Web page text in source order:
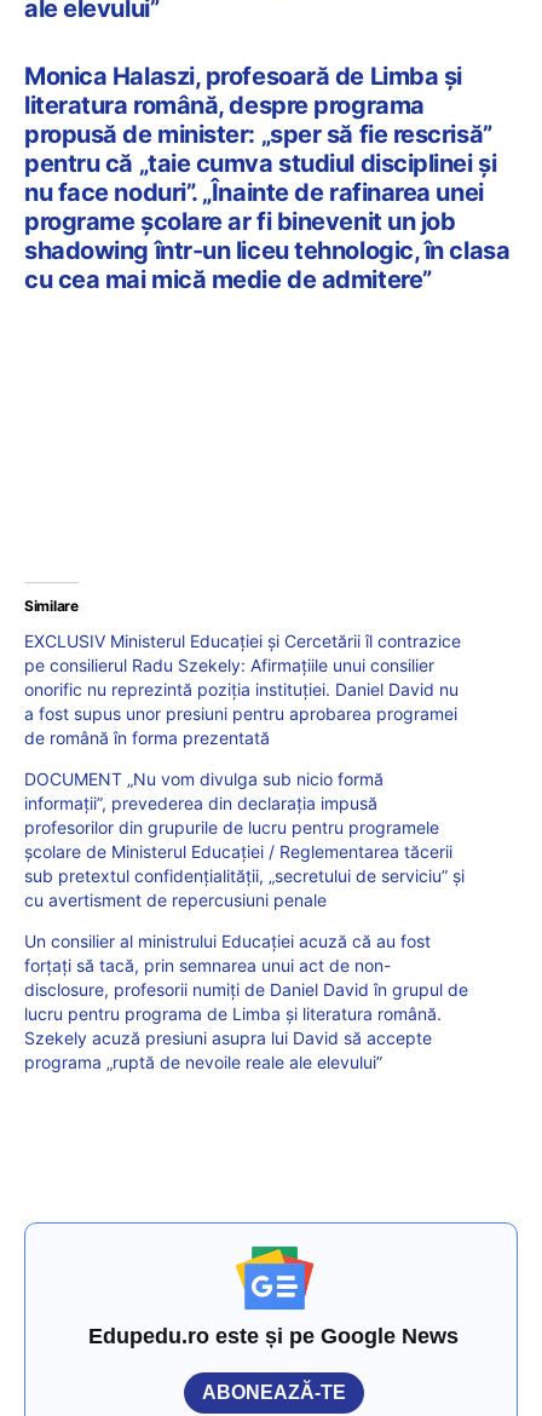
ale elevului”
Monica Halaszi, profesoară de Limba și
literatura română, despre programa
propusă de minister: „sper să fie rescrisă”
pentru că „taie cumva studiul disciplinei și
nu face noduri”. „Înainte de rafinarea unei
programe școlare ar fi binevenit un job
shadowing într-un liceu tehnologic, în clasa
cu cea mai mică medie de admitere”
Similare
EXCLUSIV Ministerul Educației și Cercetării îl contrazice
pe consilierul Radu Szekely: Afirmațiile unui consilier
onorific nu reprezintă poziția instituției. Daniel David nu
a fost supus unor presiuni pentru aprobarea programei
de română în forma prezentată
DOCUMENT „Nu vom divulga sub nicio formă
informații”, prevederea din declarația impusă
profesorilor din grupurile de lucru pentru programele
școlare de Ministerul Educației / Reglementarea tăcerii
sub pretextul confidențialității, „secretului de serviciu” și
cu avertisment de repercusiuni penale
Un consilier al ministrului Educației acuză că au fost
forțați să tacă, prin semnarea unui act de non-
disclosure, profesorii numiți de Daniel David în grupul de
lucru pentru programa de Limba și literatura română.
Szekely acuză presiuni asupra lui David să accepte
programa „ruptă de nevoile reale ale elevului”
Edupedu.ro este și pe Google News
ABONEAZĂ-TE